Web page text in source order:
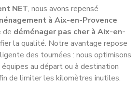
NET, nous avons repensé
à Aix-en-Provence
de déménager pas cher à Aix-en-
la qualité. Notre avantage repose
des tournées : nous optimisons
au départ ou à destination
de limiter les kilomètres inutiles.